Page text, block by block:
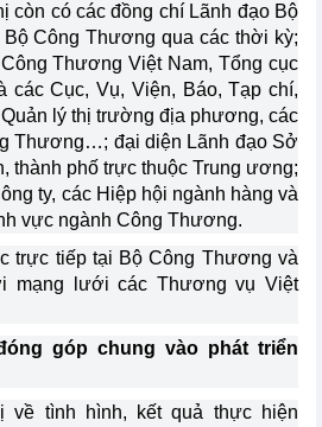
còn có các đồng chí Lãnh đạo Bộ
Công Thương qua các thời kỳ;
Thương Việt Nam, Tổng cục
các Cục, Vụ, Viện, Báo, Tạp chí,
lý thị trường địa phương, các
Thương…; đại diện Lãnh đạo Sở
thành phố trực thuộc Trung ương;
ty, các Hiệp hội ngành hàng và
vực ngành Công Thương.
trực tiếp tại Bộ Công Thương và
mạng lưới các Thương vụ Việt
góp chung vào phát triển
về tình hình, kết quả thực hiện